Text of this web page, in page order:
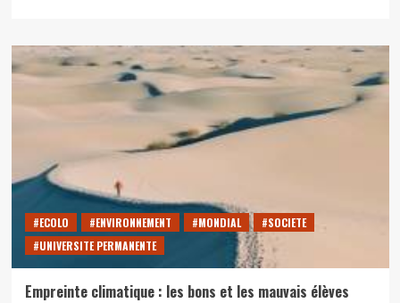
sur
Le
réchauffement
pour
l’environnement
et
l’homme
?
#ECOLO #ENVIRONNEMENT #MONDIAL
#SOCIETE
#UNIVERSITE PERMANENTE
Empreinte climatique : les bons et les mauvais élèves